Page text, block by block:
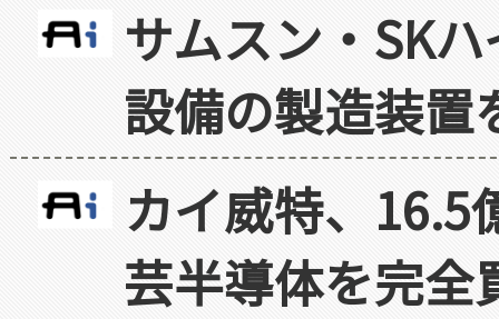
サムスン・SK
設備の製造装置
カイ威特、16.5
芸半導体を完全